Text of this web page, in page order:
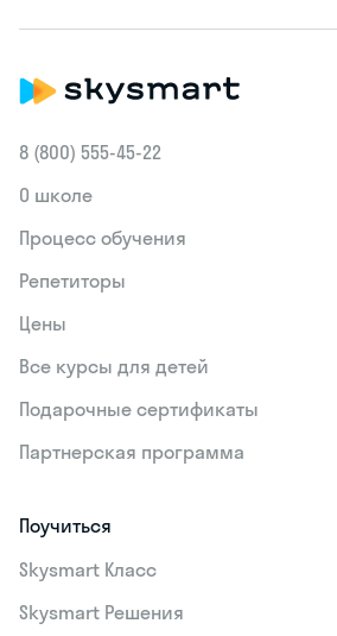
8 (800) 555‑45-22
О школе
Процесс обучения
Репетиторы
Цены
Все курсы для детей
Подарочные сертификаты
Партнерская программа
Поучиться
Skysmart Класс
Skysmart Решения